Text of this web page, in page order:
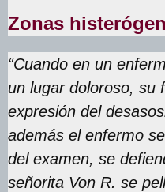
Zonas
“Cuando en un
un lugar doloroso, su
expresión del
además el enfermo
del examen, se
señorita Von R. se